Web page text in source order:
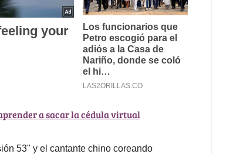
a sacar la cédula virtual
53" y el cantante chino coreando